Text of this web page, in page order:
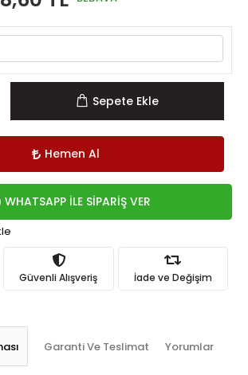
Sepete Ekle
Hemen Al
WHATSAPP İLE SİPARİŞ VER
Güvenli Alışveriş İade ve Değişim
Garanti Ve Teslimat Yorumlar